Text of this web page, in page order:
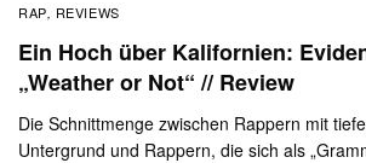
RAP, REVIEWS
Ein Hoch über Kalifornien:
„Weather or Not“ // Review
Die Schnittmenge zwischen Rappern mit
Untergrund und Rappern, die sich als